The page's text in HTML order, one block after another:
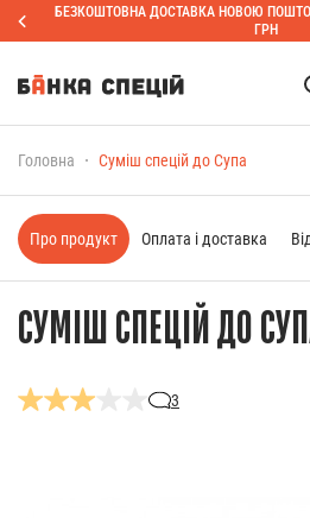
БЕЗКОШТОВНА ДОСТАВКА НОВОЮ
ГРН
Головна Суміш спецій до Супа
СУМІШ СПЕЦІЙ ДО
3
Про продукт Оплата і доставка